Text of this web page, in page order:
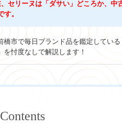
、セリーヌは「ダサい」どころか、
す。
橋市で毎日ブランド品を鑑定してい
を忖度なしで解説します！
Contents